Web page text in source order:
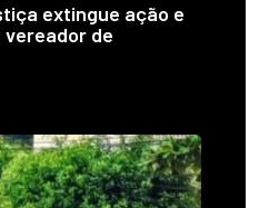
extingue ação e
vereador de